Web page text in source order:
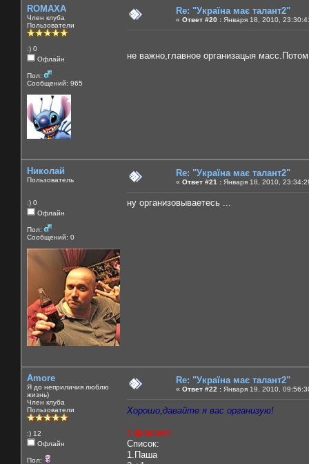
ROMAXA
Член клуба
Пользователи
:) 0
Офлайн
Пол:
Сообщений: 965
Re: "Україна має талант2"
« Ответ #20 : Января 18, 2010,
не важно,главное организацыя
Николай
Пользователь
:) 0
Офлайн
Пол:
Сообщений: 0
Re: "Україна має талант2"
« Ответ #21 : Января 18, 2010,
ну организовываетесь ...
Amore
Я до неприличия люблю
жизнь)
Член клуба
Пользователи
:) 12
Офлайн
Пол:
Re: "Україна має талант2"
« Ответ #22 : Января 19, 2010,
Хорошо,давайте я вас организую!
9 февраля
Список:
1.Паша